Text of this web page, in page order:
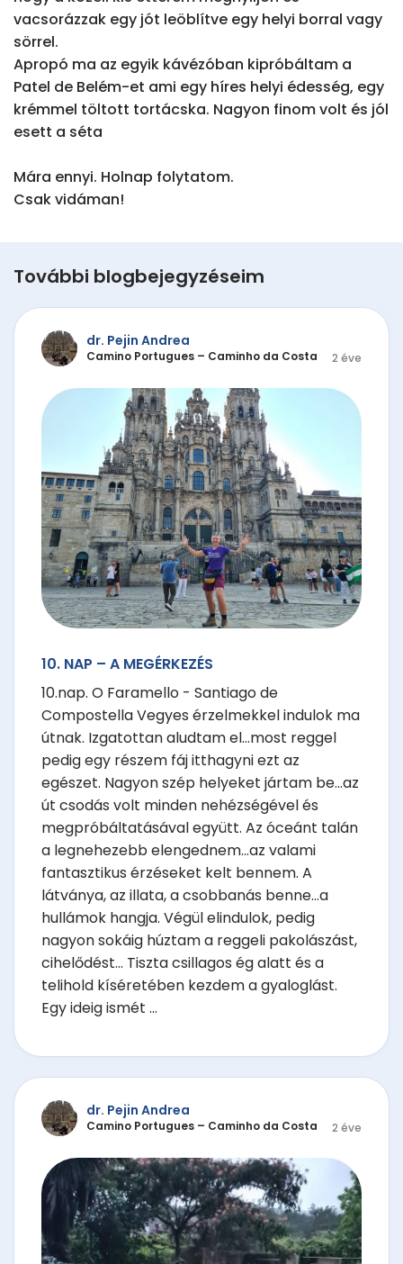
vacsorázzak egy jót leöblítve egy helyi borral vagy
sörrel.
Apropó ma az egyik kávézóban kipróbáltam a
Patel de Belém-et ami egy híres helyi édesség, egy
krémmel töltott tortácska. Nagyon finom volt és jól
esett a séta
Mára ennyi. Holnap folytatom.
Csak vidáman!
További blogbejegyzéseim
dr. Pejin Andrea
Camino Portugues – Caminho da Costa 2 éve
10. NAP – A MEGÉRKEZÉS
10.nap. O Faramello - Santiago de
Compostella Vegyes érzelmekkel indulok ma
útnak. Izgatottan aludtam el...most reggel
pedig egy részem fáj itthagyni ezt az
egészet. Nagyon szép helyeket jártam be...az
út csodás volt minden nehézségével és
megpróbáltatásával együtt. Az óceánt talán
a legnehezebb elengednem...az valami
fantasztikus érzéseket kelt bennem. A
látványa, az illata, a csobbanás benne...a
hullámok hangja. Végül elindulok, pedig
nagyon sokáig húztam a reggeli pakolászást,
cihelődést... Tiszta csillagos ég alatt és a
telihold kíséretében kezdem a gyaloglást.
Egy ideig ismét ...
dr. Pejin Andrea
Camino Portugues – Caminho da Costa 2 éve